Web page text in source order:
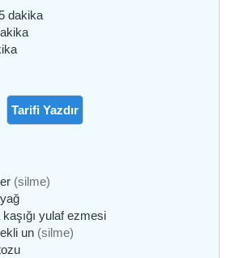
dakika
dakika
Tarifi Yazdır
(silme)
yulaf ezmesi
un (silme)